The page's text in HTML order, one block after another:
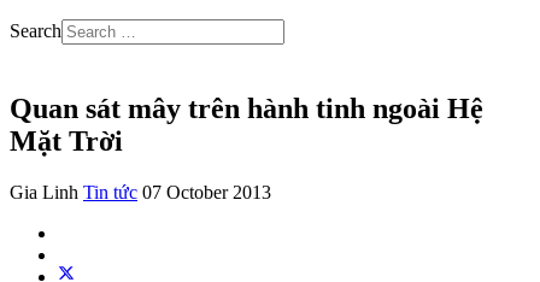
Search
Quan sát mây trên hành tinh ngoài Hệ
Mặt Trời
Gia Linh Tin tức 07 October 2013